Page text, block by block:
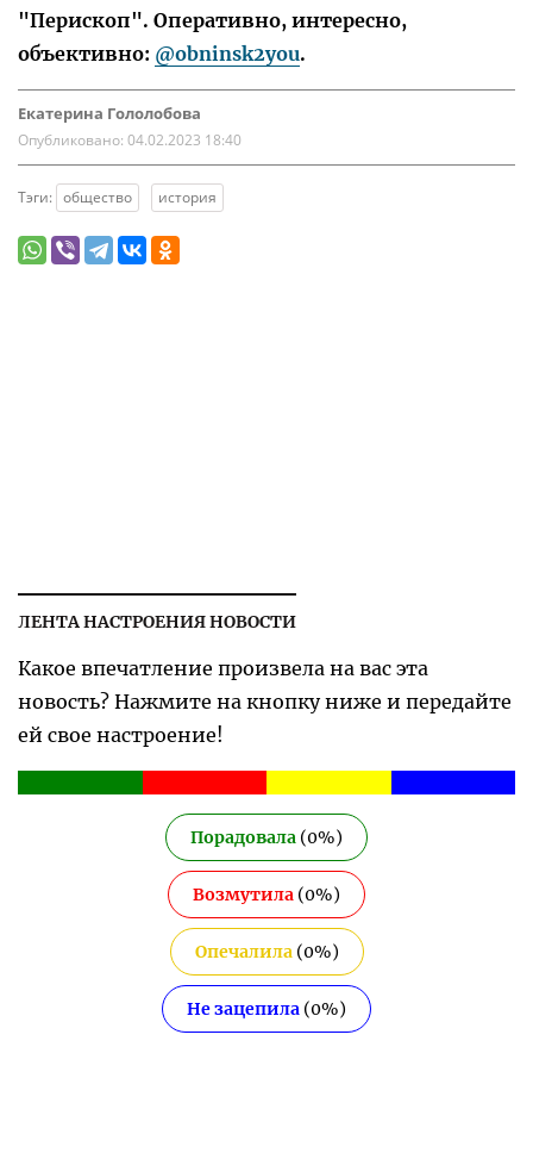
"Перископ". Оперативно, интересно,
объективно: @obninsk2you.
Екатерина Гололобова
Опубликовано: 04.02.2023 18:40
Тэги: общество история
ЛЕНТА НАСТРОЕНИЯ НОВОСТИ
Какое впечатление произвела на вас эта
новость? Нажмите на кнопку ниже и передайте
ей свое настроение!
Порадовала (0%)
Возмутила (0%)
Опечалила(0%)
Не зацепила (0%)